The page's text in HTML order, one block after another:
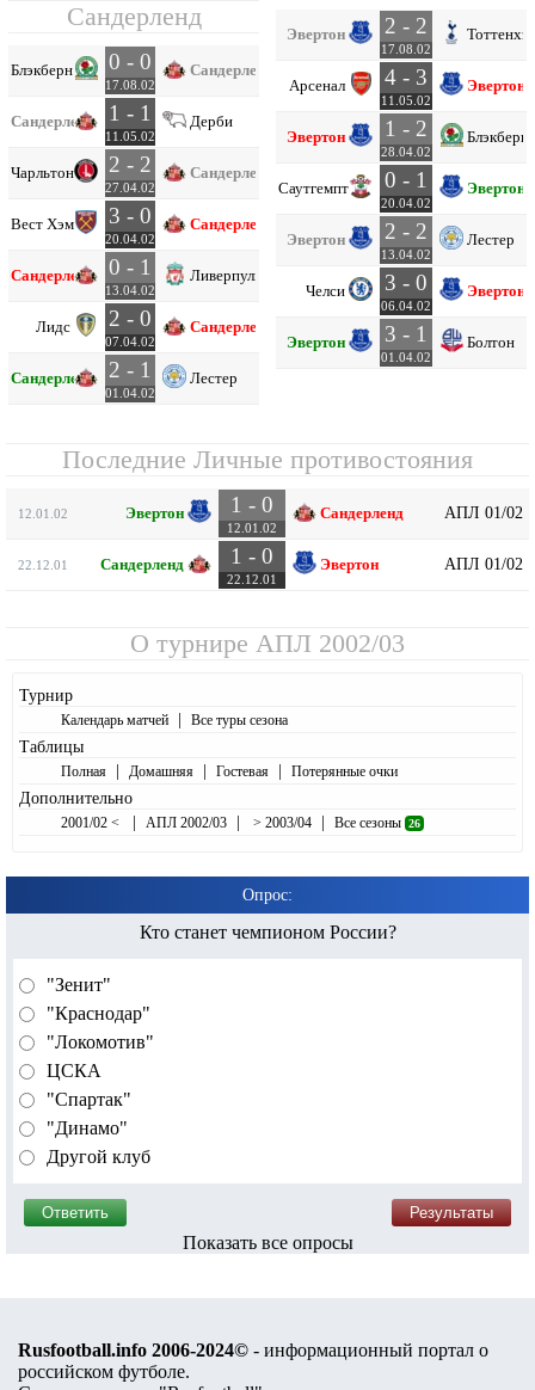
Сандерленд
Блэкберн 0 - 0
17.08.02
Сандерленд
Сандерленд 1 - 1
11.05.02
Дерби
Чарльтон 2 - 2
27.04.02
Сандерленд
Вест Хэм 3 - 0
20.04.02
Сандерленд
Сандерленд 0 - 1
13.04.02
Ливерпуль
Лидс 2 - 0
07.04.02
Сандерленд
Сандерленд 2 - 1
01.04.02
Лестер
Эвертон 2 - 2
17.08.02
Арсенал 4 - 3
11.05.02
Эвертон
Эвертон 1 - 2
28.04.02
Блэкберн
Саутгемптон 0 - 1
20.04.02
Эвертон
Эвертон 2 - 2
13.04.02
Лестер
Челси 3 - 0
06.04.02
Эвертон
Эвертон 3 - 1
01.04.02
Болтон
Последние Личные противостояния
12.01.02 Эвертон 1 - 0
12.01.02
Сандерленд АПЛ 01/02
22.12.01 Сандерленд 1 - 0
22.12.01
Эвертон АПЛ 01/02
О турнире АПЛ 2002/03
Турнир
Календарь матчей | Все туры сезона
Таблицы
Полная | Домашняя | Гостевая | Потерянные очки
Дополнительно
2001/02 < | АПЛ 2002/03 | > 2003/04 | Все сезоны 26
Опрос:
Кто станет чемпионом России?
"Зенит"
"Краснодар"
"Локомотив"
ЦСКА
"Спартак"
"Динамо"
Другой клуб
Показать все опросы
Rusfootball.info 2006-2024© - информационный портал о
российском футболе.